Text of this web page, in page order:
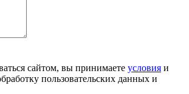
сайтом, вы принимаете условия и
пользовательских данных и